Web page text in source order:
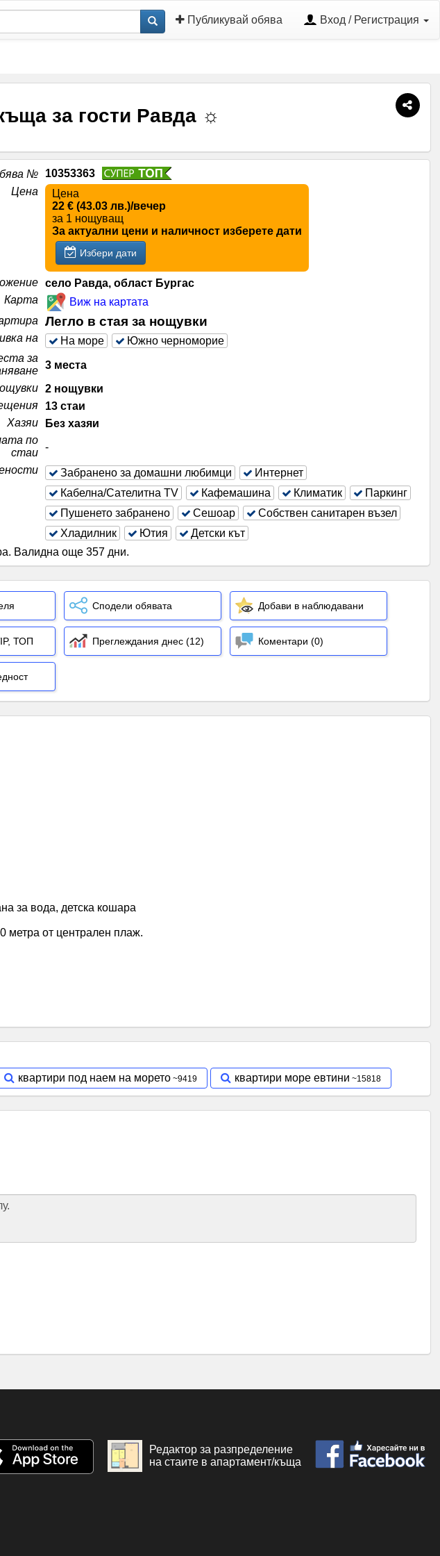
Публикувай обява Вход / Регистрация
за гости Равда ☼
№
10353363
Цена
Цена
22 € (43.03 лв.)/вечер
за 1 нощуващ
За актуални цени и наличност изберете дати
Избери дати
село Равда, област Бургас
Карта
Виж на картата
Легло в стая за нощувки
на На море
Южно черноморие
за
3 места
2 нощувки
13 стаи
Хазяи
Без хазяи
по
стаи -
Забранено за домашни любимци
Интернет
Кабелна/Сателитна ТV
Кафемашина Климатик
Паркинг
Пушенето забранено
Сешоар
Собствен санитарен възел
Хладилник
Ютия
Детски кът
. Валидна още 357 дни.
Сподели обявата Добави в наблюдавани
ТОП Преглеждания днес (12) Коментари (0)
за вода, детска кошара
метра от централен плаж.
квартири под наем на морето квартири море евтини
Редактор за разпределение
на стаите в апартамент/къща